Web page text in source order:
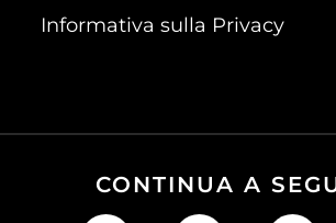
Informativa sulla Privacy
CONTINUA A